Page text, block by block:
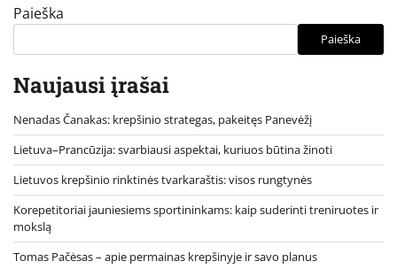
Paieška
Paieška
Naujausi įrašai
Nenadas Čanakas: krepšinio strategas, pakeitęs Panevėžį
Lietuva–Prancūzija: svarbiausi aspektai, kuriuos būtina žinoti
Lietuvos krepšinio rinktinės tvarkaraštis: visos rungtynės
Korepetitoriai jauniesiems sportininkams: kaip suderinti treniruotes ir
mokslą
Tomas Pačėsas – apie permainas krepšinyje ir savo planus